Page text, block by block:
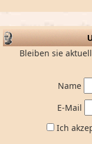
Bleiben sie
Name
E-Mail
Ich